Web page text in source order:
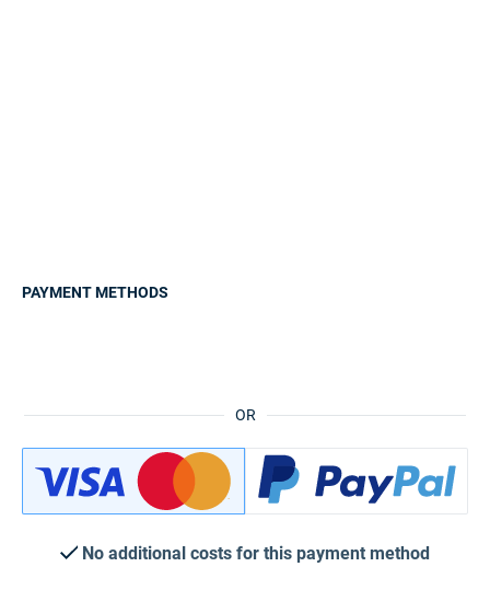
OR
PAYMENT METHODS
No additional costs for this payment method